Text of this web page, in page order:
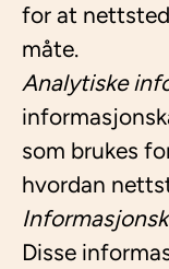
for at
måte.
Analytiske
som brukes
hvordan
Disse